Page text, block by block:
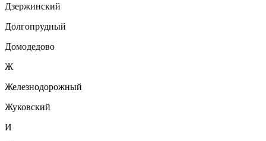
Дзержинский
Долгопрудный
Домодедово
Ж
Железнодорожный
Жуковский
И